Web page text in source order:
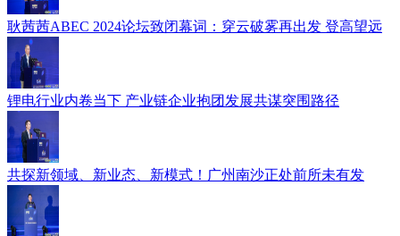
耿茜茜ABEC 2024论坛致闭幕词：穿云破雾再出发 登高望远
锂电行业内卷当下 产业链企业抱团发展共谋突围路径
共探新领域、新业态、新模式！广州南沙正处前所未有发